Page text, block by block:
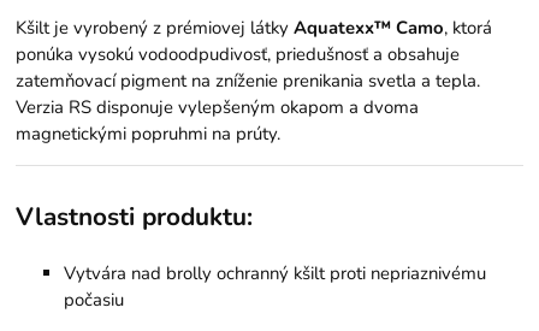
Kšilt je vyrobený z prémiovej látkyAquatexx™ Camo, ktorá
ponúka vysokú vodoodpudivosť, priedušnosť a obsahuje
zatemňovací pigment na zníženie prenikania svetla a tepla.
Verzia RS disponuje vylepšeným okapom a dvoma
magnetickými popruhmi na prúty.
Vlastnosti produktu:
Vytvára nad brolly ochranný kšilt proti nepriaznivému
počasiu